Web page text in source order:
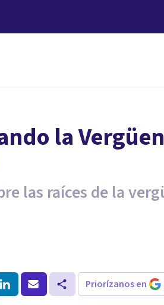
la
las raíces de la
Priorízanos en